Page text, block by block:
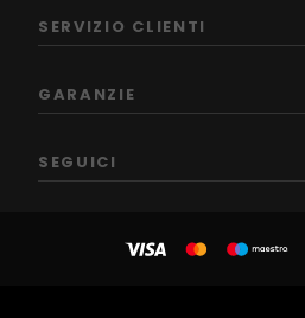
SERVIZIO CLIENTI
GARANZIE
SEGUICI